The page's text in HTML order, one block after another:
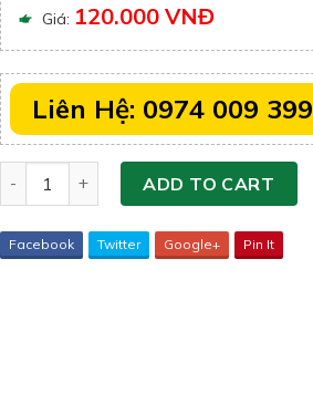
Giá: 120.000 VNĐ
Liên Hệ: 0974 009 399
ADD TO CART
Facebook Twitter Google+ Pin It